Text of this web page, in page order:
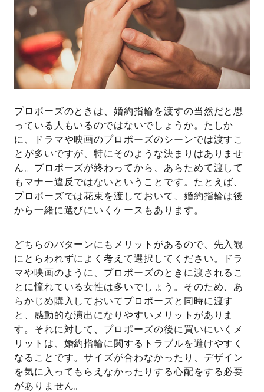
プロポーズのときは、婚約指輪を渡すの当然だと思
っている人もいるのではないでしょうか。たしか
に、ドラマや映画のプロポーズのシーンでは渡すこ
とが多いですが、特にそのような決まりはありませ
ん。プロポーズが終わってから、あらためて渡して
もマナー違反ではないということです。たとえば、
プロポーズでは花束を渡しておいて、婚約指輪は後
から一緒に選びにいくケースもあります。
どちらのパターンにもメリットがあるので、先入観
にとらわれずによく考えて選択してください。ドラ
マや映画のように、プロポーズのときに渡されるこ
とに憧れている女性は多いでしょう。そのため、あ
らかじめ購入しておいてプロポーズと同時に渡す
と、感動的な演出になりやすいメリットがありま
す。それに対して、プロポーズの後に買いにいくメ
リットは、婚約指輪に関するトラブルを避けやすく
なることです。サイズが合わなかったり、デザイン
を気に入ってもらえなかったりする心配をする必要
がありません。